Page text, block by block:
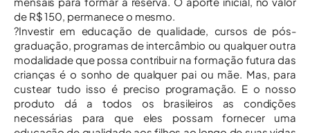
de R$ 150, permanece o mesmo.
?Investir em educação de qualidade, cursos de pós-
graduação, programas de intercâmbio ou qualquer outra
modalidade que possa contribuir na formação futura das
crianças é o sonho de qualquer pai ou mãe. Mas, para
custear tudo isso é preciso programação. E o nosso
produto dá a todos os brasileiros as condições
necessárias para que eles possam fornecer uma